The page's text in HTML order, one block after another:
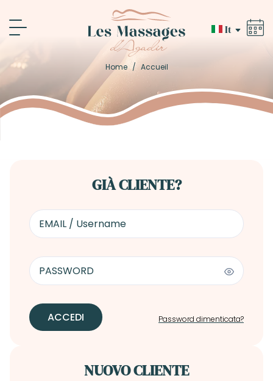
It
Home / Accueil
GIÀ CLIENTE?
EMAIL / Username
PASSWORD
ACCEDI Password dimenticata?
NUOVO CLIENTE